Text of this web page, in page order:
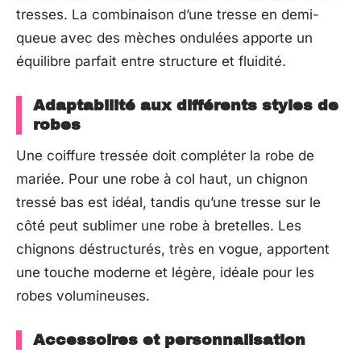
tresses. La combinaison d’une tresse en demi-
queue avec des mèches ondulées apporte un
équilibre parfait entre structure et fluidité.
Adaptabilité aux différents styles de
robes
Une coiffure tressée doit compléter la robe de
mariée. Pour une robe à col haut, un chignon
tressé bas est idéal, tandis qu’une tresse sur le
côté peut sublimer une robe à bretelles. Les
chignons déstructurés, très en vogue, apportent
une touche moderne et légère, idéale pour les
robes volumineuses.
Accessoires et personnalisation